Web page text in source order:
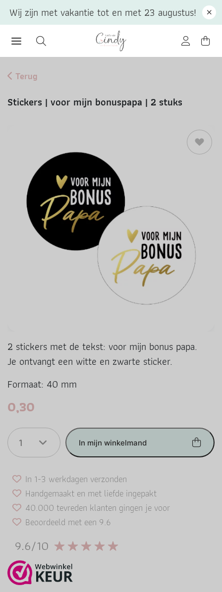
Terug
Stickers | voor mijn bonuspapa | 2 stuks
2 stickers met de tekst: voor mijn bonus papa.
Je ontvangt een witte en zwarte sticker.
Formaat: 40 mm
0,30
1 In mijn winkelmand
In 1-3 werkdagen verzonden
Handgemaakt en met liefde ingepakt
40.000 tevreden klanten gingen je voor
Beoordeeld met een 9.6
9.6/10
Wij zijn met vakantie tot en met 23 augustus!